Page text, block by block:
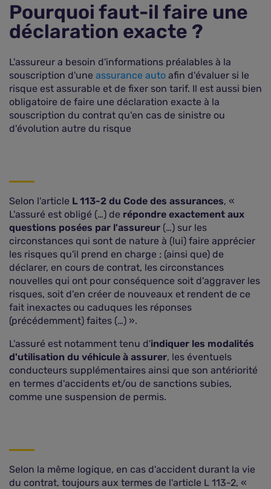
Pourquoi faut-il faire une
déclaration exacte ?
L'assureur a besoin d'informations préalables à la
souscription d'une assurance auto afin d'évaluer si le
risque est assurable et de fixer son tarif. Il est aussi bien
obligatoire de faire une déclaration exacte à la
souscription du contrat qu'en cas de sinistre ou
d'évolution autre du risque
Selon l'article L 113-2 du Code des assurances, «
L'assuré est obligé (…) de répondre exactement aux
questions posées par l'assureur (…) sur les
circonstances qui sont de nature à (lui) faire apprécier
les risques qu'il prend en charge ; (ainsi que) de
déclarer, en cours de contrat, les circonstances
nouvelles qui ont pour conséquence soit d'aggraver les
risques, soit d'en créer de nouveaux et rendent de ce
fait inexactes ou caduques les réponses
(précédemment) faites (…) ».
L'assuré est notamment tenu d'indiquer les modalités
d'utilisation du véhicule à assurer, les éventuels
conducteurs supplémentaires ainsi que son antériorité
en termes d'accidents et/ou de sanctions subies,
comme une suspension de permis.
Selon la même logique, en cas d'accident durant la vie
du contrat, toujours aux termes de l'article L 113-2, «